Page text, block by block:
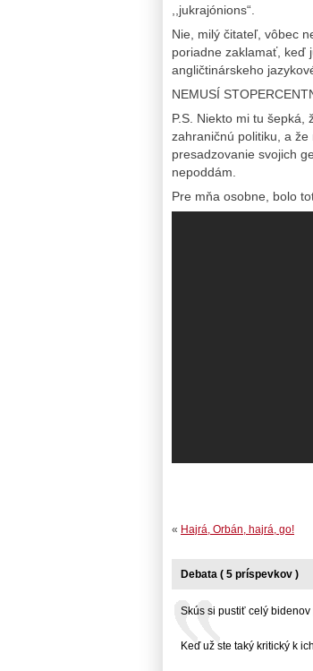
,,jukrajónions“.
Nie, milý čitateľ, vôbec
poriadne zaklamať, keď
angličtinárskeho
NEMUSÍ
P.S. Niekto mi tu šepká,
zahraničnú politiku, a
presadzovanie svojich
nepoddám.
Pre mňa osobne, bolo
« Hajrá, Orbán, hajrá, go!
Debata ( 5 príspevkov )
Skús si pustiť celý bidenov
Keď už ste taký kritický k